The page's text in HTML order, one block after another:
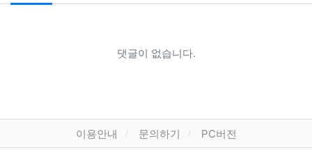
댓글이 없습니다.
하단 네비이용안내 문의하기 PC버전